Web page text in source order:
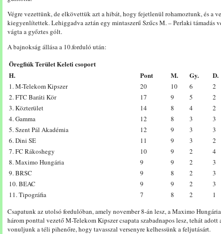
Végre vezettünk, de elkövettük azt a hibát, hogy fejetlenül rohamoztunk, és a
kiegyenlítettek. Lehiggadva aztán egy mintaszerű Szűcs M. – Perlaki támadás
vágta a győztes gólt.
A bajnokság állása a 10.forduló után:
Öregfiúk Terület Keleti csoport
H.
Pont M. Gy. D.
1. M-Telekom Kipszer 20 10 6
2
2. FTC Baráti Kör
17 9 5
2
3. Közterület
14 8 4
2
4. Gamma
12 8 3
3
5. Szent Pál Akadémia
12 9 3
3
6. Dini SE
11 9 3
2
7. FC Rákoshegy
10 9 2
4
8. Maximo Hungária
9 9 2
3
9. BRSC
9 8 2
3
10. BEAC
9 9 2
3
11. Tipográfia
7 8 2
1
Csapatunk az utolsó fordulóban, amely november 8-án lesz, a Maximo
három ponttal vezető M-Telekom Kipszer csapata szabadnapos lesz, tehát
vonuljunk a téli pihenőre, hogy tavasszal versenyre kelhessünk a feljutásárt.